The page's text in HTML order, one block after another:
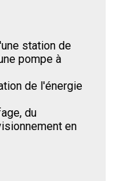
station de
pompe à
de l'énergie
du
en